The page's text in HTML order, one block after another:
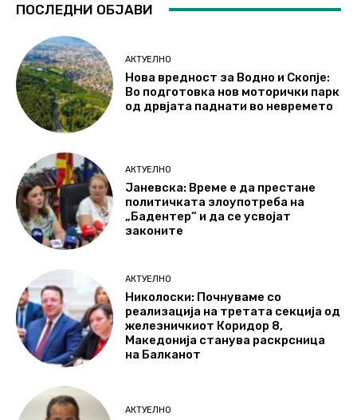
ПОСЛЕДНИ ОБЈАВИ
АКТУЕЛНО
Нова вредност за Водно и Скопје:
Во подготовка нов моторички парк
од дрвјата паднати во невремето
АКТУЕЛНО
Јаневска: Време е да престане
политичката злоупотреба на
„Бадентер“ и да се усвојат
законите
АКТУЕЛНО
Николоски: Почнуваме со
реализација на третата секција од
железничкиот Коридор 8,
Македонија станува раскрсница
на Балканот
АКТУЕЛНО